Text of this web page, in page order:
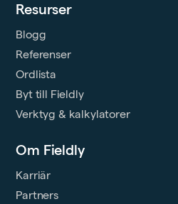
Resurser
Blogg
Referenser
Ordlista
Byt till Fieldly
Verktyg & kalkylatorer
Om Fieldly
Karriär
Partners